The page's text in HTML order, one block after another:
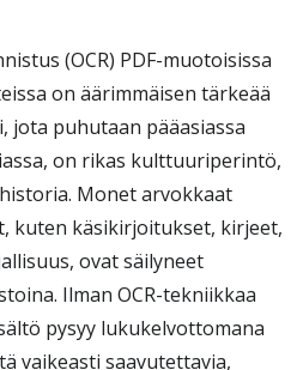
(OCR) PDF-muotoisissa
on äärimmäisen tärkeää
jota puhutaan pääasiassa
on rikas kulttuuriperintö,
Monet arvokkaat
kuten käsikirjoitukset, kirjeet,
ovat säilyneet
Ilman OCR-tekniikkaa
pysyy lukukelvottomana
vaikeasti saavutettavia,